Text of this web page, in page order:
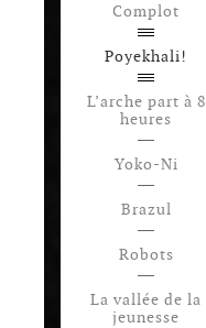
Complot
Poyekhali!
L’arche part à 8
heures
Yoko-Ni
Brazul
Robots
La vallée de la
jeunesse